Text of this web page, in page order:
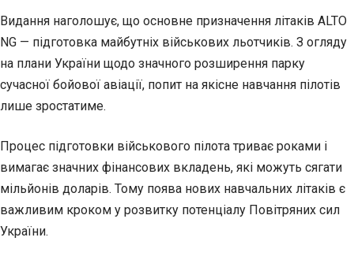
Видання наголошує, що основне призначення літаків ALTO
NG — підготовка майбутніх військових льотчиків. З огляду
на плани України щодо значного розширення парку
сучасної бойової авіації, попит на якісне навчання пілотів
лише зростатиме.
Процес підготовки військового пілота триває роками і
вимагає значних фінансових вкладень, які можуть сягати
мільйонів доларів. Тому поява нових навчальних літаків є
важливим кроком у розвитку потенціалу Повітряних сил
України.